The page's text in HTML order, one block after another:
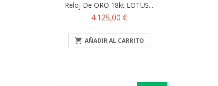
Reloj De ORO 18kt LOTUS...
Precio
4.125,00 €
 AÑADIR AL CARRITO